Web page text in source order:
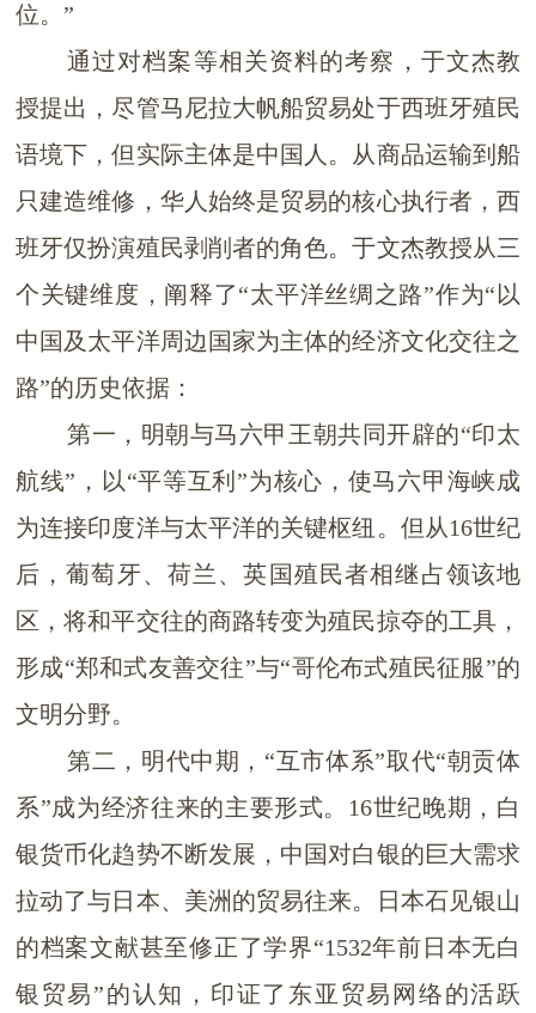
位。 ”
通过对档案等相关资料的考察 ，于文杰教
授提出 ， 尽管马尼拉大帆船贸易处于西班牙殖民
语境下，但实际主体是中国人。从商品运输到船
只建造维修，华人始终是贸易的核心执行者，西
班牙仅扮演殖民剥削者的角色。于文杰教授从三
个关键维度，阐释了“太平洋丝绸之路”作为“ 以
中国及太平洋周边国家为主体的经济文化交往之
路”的历史依据：
第一， 明朝与马六甲王朝共同开辟的“印太
航线” ，以“平等互利 ”为核心，使马六甲海峡成
为连接印度洋与太平洋的关键枢纽。但从16世纪
后，葡萄牙、荷兰、英国殖民者相继占领该地
区，将和平交往的商路转变为殖民掠夺的工具，
形成“郑和式友善交往”与“哥伦布式殖民征服”的
文明分野。
第二， 明代中期， “互市体系”取代“朝贡体
系”成为经济往来的主要形式。 16世纪晚期 ，白
银货币化趋势不断发展 ，中国对白银的巨大需求
拉动了与日本、美洲的贸易往来。日本石见银山
的档案文献甚至修正了学界“1532年前日本无白
银贸易”的认知，印证了东亚贸易网络的活跃